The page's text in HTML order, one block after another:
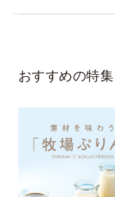
おすすめの特集